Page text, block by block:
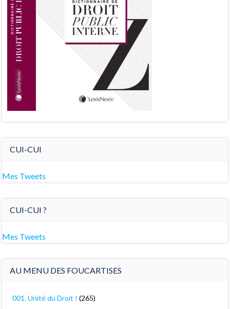
CUI-CUI
Mes Tweets
CUI-CUI ?
Mes Tweets
AU MENU DES FOUCARTISES
001. Unité du Droit ! (265)